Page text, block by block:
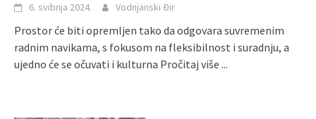
6. svibnja 2024. Vodnjanski Đir
Prostor će biti opremljen tako da odgovara suvremenim
radnim navikama, s fokusom na fleksibilnost i suradnju, a
ujedno će se očuvati i kulturna Pročitaj više ...